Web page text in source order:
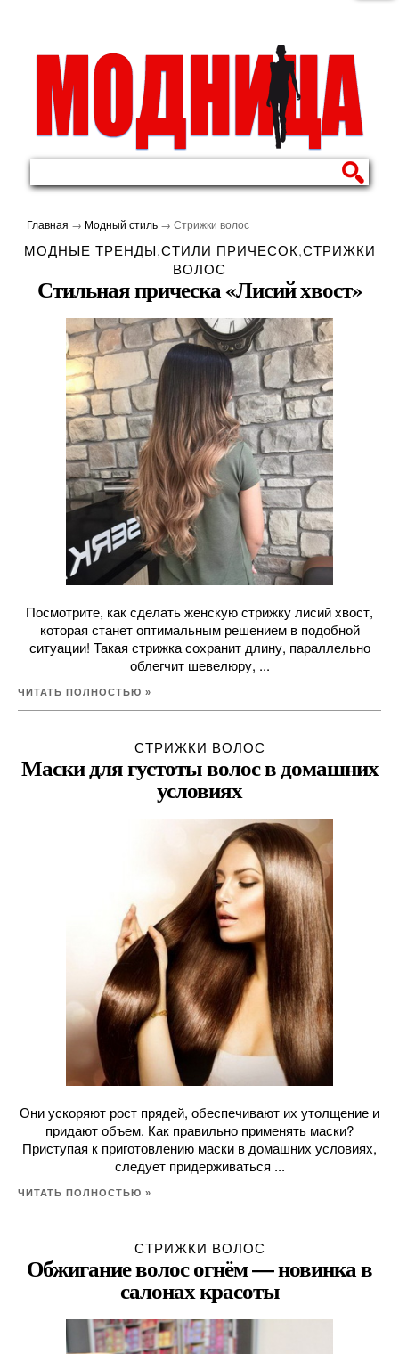
Главная → Модный стиль → Стрижки волос
МОДНЫЕ ТРЕНДЫ,СТИЛИ ПРИЧЕСОК,СТРИЖКИ
ВОЛОС
Стильная прическа «Лисий хвост»
Посмотрите, как сделать женскую стрижку лисий хвост,
которая станет оптимальным решением в подобной
ситуации! Такая стрижка сохранит длину, параллельно
облегчит шевелюру, ...
ЧИТАТЬ ПОЛНОСТЬЮ »
СТРИЖКИ ВОЛОС
Маски для густоты волос в домашних
условиях
Они ускоряют рост прядей, обеспечивают их утолщение и
придают объем. Как правильно применять маски?
Приступая к приготовлению маски в домашних условиях,
следует придерживаться ...
ЧИТАТЬ ПОЛНОСТЬЮ »
СТРИЖКИ ВОЛОС
Обжигание волос огнём — новинка в
салонах красоты